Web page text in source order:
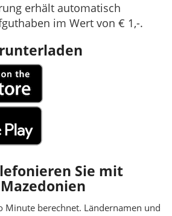
erhält automatisch
im Wert von € 1,-.
Sie mit
Minute berechnet. Ländernamen und